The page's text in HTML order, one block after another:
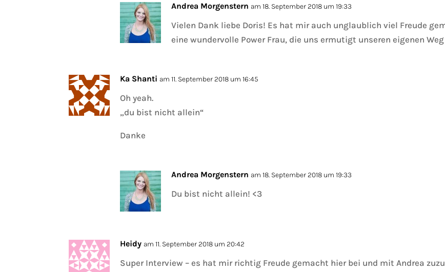
Andrea Morgenstern am 18. September 2018 um 19:33
Vielen Dank liebe Doris! Es hat mir auch unglaublich viel Freude
eine wundervolle Power Frau, die uns ermutigt unseren eigenen
Ka Shanti am 11. September 2018 um 16:45
Oh yeah.
„du bist nicht allein“
Danke
Andrea Morgenstern am 18. September 2018 um 19:33
Du bist nicht allein! <3
Heidy am 11. September 2018 um 20:42
Super Interview – es hat mir richtig Freude gemacht hier bei und mit Andrea